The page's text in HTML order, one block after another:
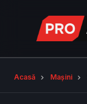
Acasă Mașini